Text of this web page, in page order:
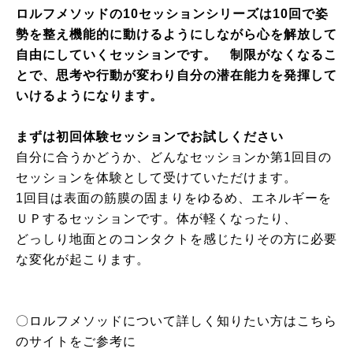
ロルフメソッドの10セッションシリーズは10回で姿
勢を整え機能的に動けるようにしながら心を解放して
自由にしていくセッションです。 制限がなくなるこ
とで、思考や行動が変わり自分の潜在能力を発揮して
いけるようになります。
まずは初回体験セッションでお試しください
自分に合うかどうか、どんなセッションか第1回目の
セッションを体験として受けていただけます。
1回目は表面の筋膜の固まりをゆるめ、エネルギーを
ＵＰするセッションです。体が軽くなったり、
どっしり地面とのコンタクトを感じたりその方に必要
な変化が起こります。
〇ロルフメソッドについて詳しく知りたい方はこちら
のサイトをご参考に